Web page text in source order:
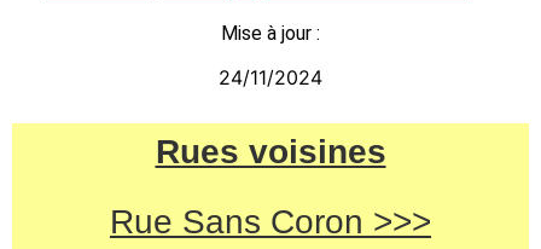
Mise à jour :
24/11/2024
Rues voisines
Rue Sans Coron >>>